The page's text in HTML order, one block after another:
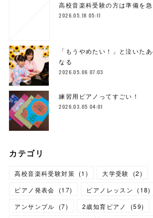
高校音楽科受験の方は準備を急
2026.05.18 05:11
「もうやめたい！」と泣いた
なる
2026.05.06 07:03
練習用ピアノってすごい！
2026.03.05 04:01
カテゴリ
高校音楽科受験対策 (1 ) 大学受験 (2)
ピアノ発表会
(17) ピアノレッスン (18)
アンサンブル
(7) 2歳知育ピアノ (59)